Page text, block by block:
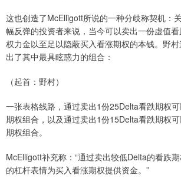
这也创造了McElligott所说的一种分歧称契机：
幅反弹的投资者来说，当今可以卖出一份虚值
权力金以至足以隐蔽买入看涨期权的本钱。野
出了其中最具眩惑力的组合：
（起首：野村）
一张表格线路，通过卖出1份25Delta看跌期权
期权组合，以及通过卖出1份15Delta看跌期权
期权组合。
McElligott补充称：“通过卖出较低Delta的看跌
的杠杆表情为买入看涨期权提供资金。”